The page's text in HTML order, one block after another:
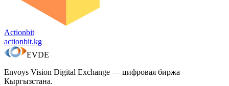
Actionbit
actionbit.kg
EVDE
Envoys Vision Digital Exchange — цифровая биржа
Кыргызстана.